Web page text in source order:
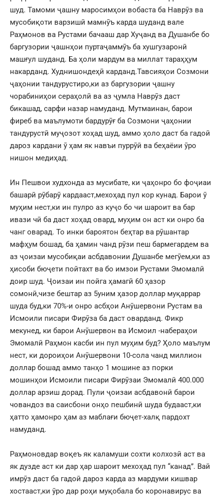
шуд. Тамоми ҷашну маросимҳои вобаста ба Наврӯз ва
мусобиқоти варзишӣ мамнӯъ карда шуданд вале
Раҳмонов ва Рустами бачааш дар Хуҷанд ва Душанбе бо
баргузории ҷашнҳои пуртаҷаммӯъ ба хушгузаронӣ
машғул шуданд. Ба ҳоли мардум ва миллат тараҳҳум
накарданд. Худнишондеҳӣ карданд.Тавсияҳои Созмони
ҷаҳонии тандурустиро,ки аз баргузории ҷашну
чорабиниҳои сераҳолӣ ва аз ҷумла Наврӯз даст
бикашад, сарфи назар намуданд. Мутмаинан, барои
фиреб ва маълумоти бардурӯғ ба Созмони ҷаҳонии
тандурустӣ муҷозот хоҳад шуд, аммо ҳоло даст ба гадоӣ
дароз кардани ӯ ҳам як навъи пуррӯӣ ва беҳаёии ӯро
нишон медиҳад.
Ин Пешвои худхонда аз мусибате, ки ҷаҳонро бо фоҷиаи
башарӣ рӯбарӯ кардааст,мехоҳад пул кор кунад. Барои ӯ
муҳим нест,ки ин пулро аз куҷо бо чи шароит ва бар
ивази чӣ ба даст хоҳад овард, муҳим он аст ки онро ба
чанг оварад. То инки бароятон беҳтар ва рӯшантар
мафҳум бошад, ба ҳамин чанд рӯзи пеш бармегардем ва
аз ҷоизаи мусобиқаи асбдавонии Душанбе мегӯем,ки аз
ҳисоби бюҷети пойтахт ва бо имзои Рустами Эмомалӣ
доир шуд. Ҷоизаи ин пойга ҳамагӣ 60 ҳазор
сомонӣ,чизе бештар аз 5уним ҳазор доллар муқаррар
шуда буд,ки 70%-и онро асбҳои Анӯшервони Рустам ва
Исмоили писари Фирӯза ба даст оварданд. Фикр
мекунед, ки барои Анӯшервон ва Исмоил -набераҳои
Эмомалӣ Раҳмон касби ин пул муҳим буд? Ҳоло маълум
нест, ки дороиҳои Анӯшервони 10-сола чанд миллион
доллар бошад аммо танҳо 1 мошине аз порки
мошинҳои Исмоили писари Фирӯзаи Эмомалӣ 400.000
доллар арзиш дорад. Пули ҷоизаи асбдавонӣ барои
човандоз ва саисбони онҳо пешбинӣ шуда будааст,ки
ҳатто ҳамонро ҳам аз маблағи бюҷет-халқ пардохт
намуданд.
Раҳмоновдар воқеъ як каламуши сохти колхозӣ аст ва
як дузде аст ки дар ҳар шароит мехоҳад пул “канад”. Вай
имрӯз даст ба гадоӣ дароз карда аз мардуми кишвар
хостааст,ки ӯро дар роҳи муқобала бо коронавирус ва